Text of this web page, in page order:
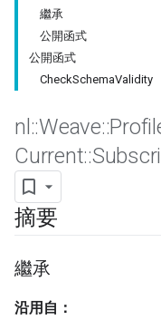
繼承
公開函式
公開函式
CheckSchemaValidity
nl ::Weave::
Current::
摘要
繼承
沿用自：